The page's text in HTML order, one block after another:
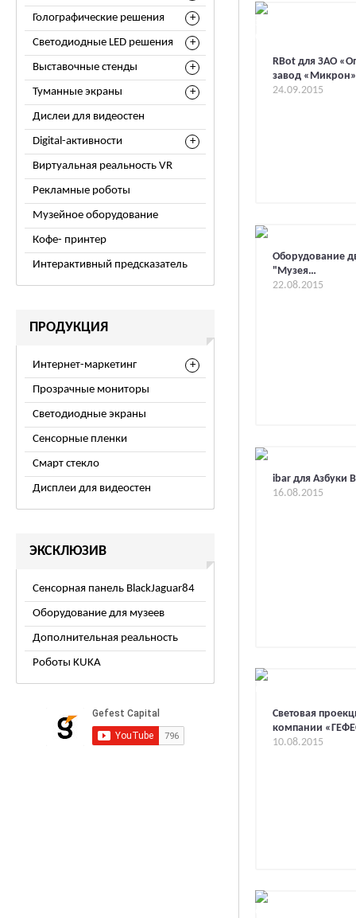
Голографические решения
Светодиодные LED решения
Выставочные стенды
Туманные экраны
Дислеи для видеостен
Digital-активности
Виртуальная реальность VR
Рекламные роботы
Музейное оборудование
Кофе- принтер
Интерактивный предсказатель
ПРОДУКЦИЯ
Интернет-маркетинг
Прозрачные мониторы
Светодиодные экраны
Сенсорные пленки
Смарт стекло
Дисплеи для видеостен
ЭКСКЛЮЗИВ
Сенсорная панель BlackJaguar84
Оборудование для музеев
Дополнительная реальность
Роботы KUKA
RBot для ЗАО
завод
24.09.2015
Оборудование
"Музея…
22.08.2015
ibar для Азбуки
16.08.2015
Световая
компании
10.08.2015